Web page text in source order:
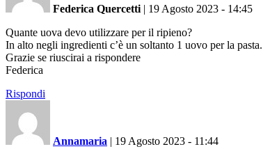
Federica Quercetti | 19 Agosto 2023 - 14:45
Quante uova devo utilizzare per il ripieno?
In alto negli ingredienti c’è un soltanto 1 uovo per la pasta.
Grazie se riuscirai a rispondere
Federica
Rispondi
Annamaria | 19 Agosto 2023 - 11:44